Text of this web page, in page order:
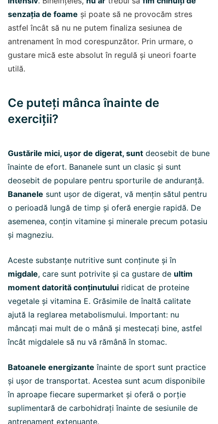
senzația de foame și poate să ne provocăm stres
astfel încât să nu ne putem finaliza sesiunea de
antrenament în mod corespunzător. Prin urmare, o
gustare mică este absolut în regulă și uneori foarte
utilă.
Ce puteți mânca înainte de
exerciții?
Gustările mici, ușor de digerat, sunt deosebit de bune
înainte de efort. Bananele sunt un clasic și sunt
deosebit de populare pentru sporturile de anduranță.
Bananele sunt ușor de digerat, vă mențin sătul pentru
o perioadă lungă de timp și oferă energie rapidă. De
asemenea, conțin vitamine și minerale precum potasiu
și magneziu.
Aceste substanțe nutritive sunt conținute și în
migdale, care sunt potrivite și ca gustare de ultim
moment datorită conținutului ridicat de proteine
vegetale și vitamina E. Grăsimile de înaltă calitate
ajută la reglarea metabolismului. Important: nu
mâncați mai mult de o mână și mestecați bine, astfel
încât migdalele să nu vă rămână în stomac.
Batoanele energizante înainte de sport sunt practice
și ușor de transportat. Acestea sunt acum disponibile
în aproape fiecare supermarket și oferă o porție
suplimentară de carbohidrați înainte de sesiunile de
antrenament extenuante.